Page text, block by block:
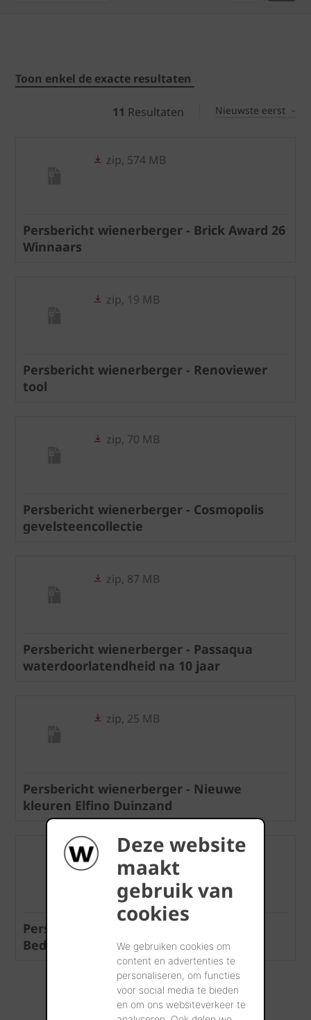
Deze website
maakt
gebruik van
cookies
We gebruiken cookies om
content en advertenties te
personaliseren, om functies
voor social media te bieden
en om ons websiteverkeer te
Toon enkel de exacte resultaten
11 Resultaten Nieuwste eerst
zip, 574 MB
Persbericht wienerberger - Brick Award 26
Winnaars
zip, 19 MB
Persbericht wienerberger - Renoviewer
tool
zip, 70 MB
Persbericht wienerberger - Cosmopolis
gevelsteencollectie
zip, 87 MB
Persbericht wienerberger - Passaqua
waterdoorlatendheid na 10 jaar
zip, 25 MB
Persbericht wienerberger - Nieuwe
kleuren Elfino Duinzand
Persbericht wienerberger - Open
Bedrijvendag 2025
...Meer laden